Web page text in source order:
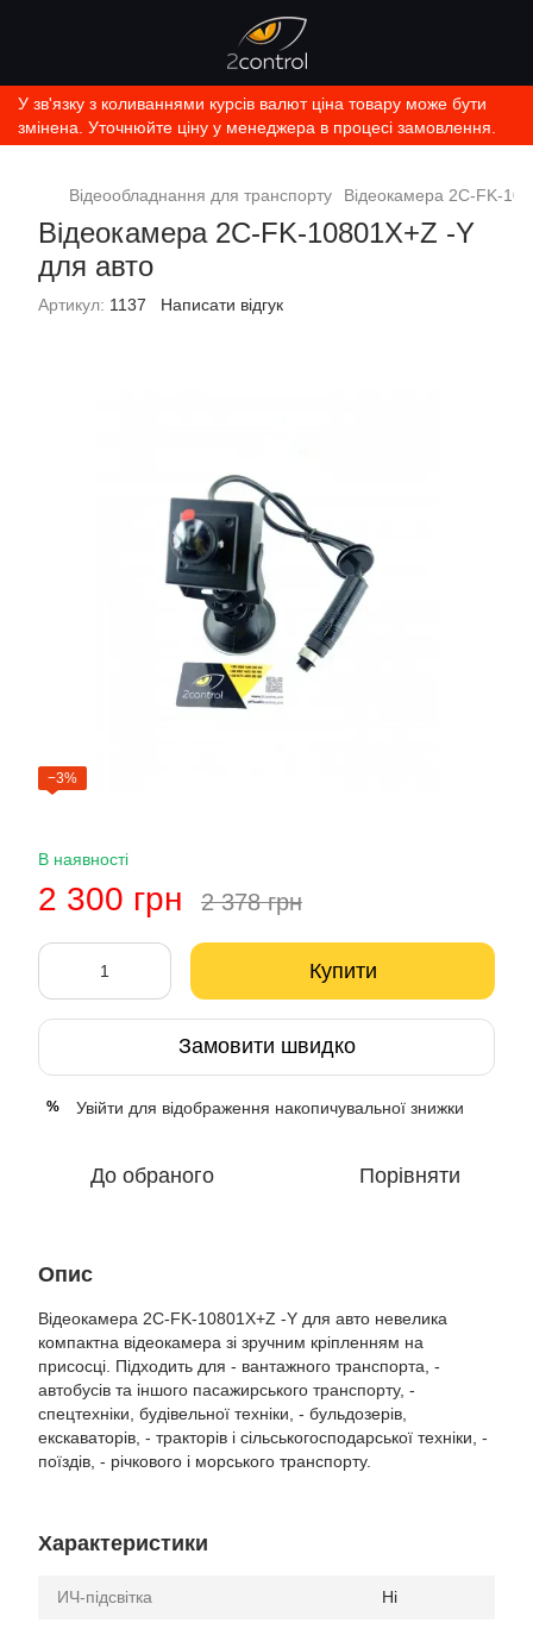
У зв'язку з коливаннями курсів валют ціна товару може бути
змінена. Уточнюйте ціну у менеджера в процесі замовлення.
Відеообладнання для транспорту Відеокамера 2C-FK-
Відеокамера 2C-FK-10801X+Z -Y
для авто
Артикул: 1137 Написати відгук
−3%
В наявності
2 300 грн 2 378 грн
Купити
Замовити швидко
% Увійти для відображення накопичувальної знижки
До обраного Порівняти
Опис
Відеокамера 2C-FK-10801X+Z -Y для авто невелика
компактна відеокамера зі зручним кріпленням на
присосці. Підходить для - вантажного транспорта, -
автобусів та іншого пасажирського транспорту, -
спецтехніки, будівельної техніки, - бульдозерів,
екскаваторів, - тракторів і сільськогосподарської техніки, -
поїздів, - річкового і морського транспорту.
Характеристики
ИЧ-підсвітка Ні